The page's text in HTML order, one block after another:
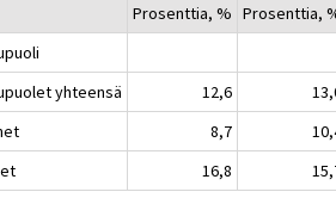
Prosenttia, % Prosenttia,
yhteensä
12,6
8,7
16,8